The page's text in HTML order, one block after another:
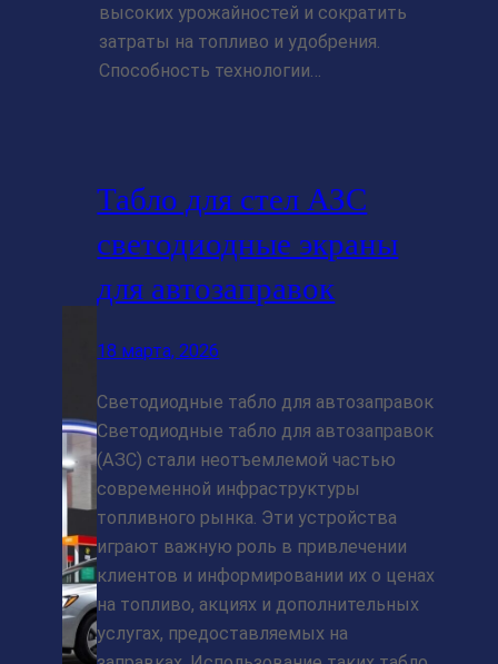
высоких урожайностей и сократить
затраты на топливо и удобрения.
Способность технологии…
Табло для стел АЗС
светодиодные экраны
для автозаправок
18 марта, 2026
Светодиодные табло для автозаправок
Светодиодные табло для автозаправок
(АЗС) стали неотъемлемой частью
современной инфраструктуры
топливного рынка. Эти устройства
играют важную роль в привлечении
клиентов и информировании их о ценах
на топливо, акциях и дополнительных
услугах, предоставляемых на